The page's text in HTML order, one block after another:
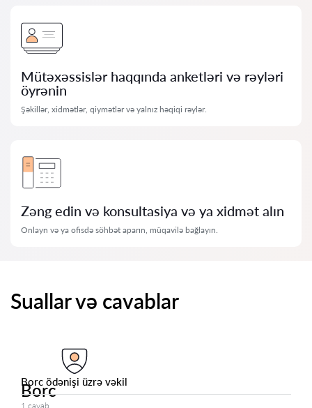
Mütəxəssislər haqqında anketləri və rəyləri
öyrənin
Şəkillər, xidmətlər, qiymətlər və yalnız həqiqi rəylər.
Zəng edin və konsultasiya və ya xidmət alın
Onlayn və ya ofisdə söhbət aparın, müqavilə bağlayın.
Suallar və cavablar
Borc ödənişi üzrə vəkil
Borc
1 cavab